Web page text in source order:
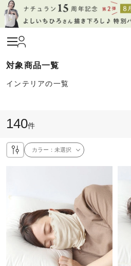
インテリアの一覧
140件
カラー：未選択